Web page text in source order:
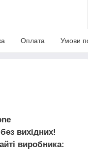
Оплата Умови
вихідних!
виробника: